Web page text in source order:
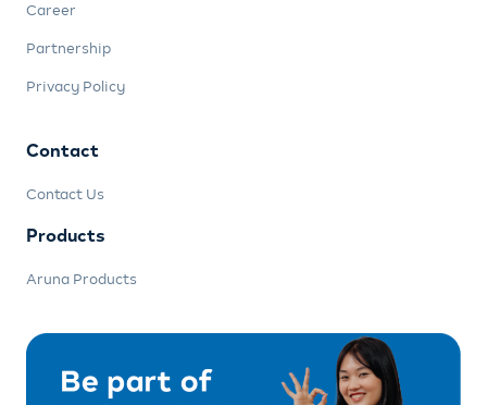
Career
Partnership
Privacy Policy
Contact
Contact Us
Products
Aruna Products